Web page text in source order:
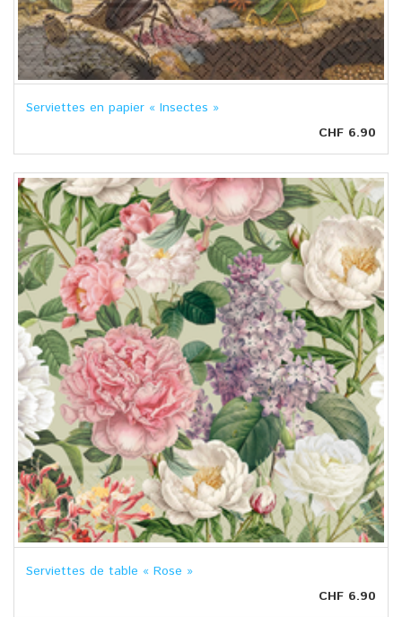
Serviettes en papier « Insectes »
CHF 6.90
Serviettes de table « Rose »
CHF 6.90